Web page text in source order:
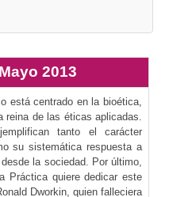
2013
está centrado en la bioética,
reina de las éticas aplicadas.
tanto el carácter
su sistemática respuesta a
la sociedad. Por último,
Práctica quiere dedicar este
Dworkin, quien falleciera